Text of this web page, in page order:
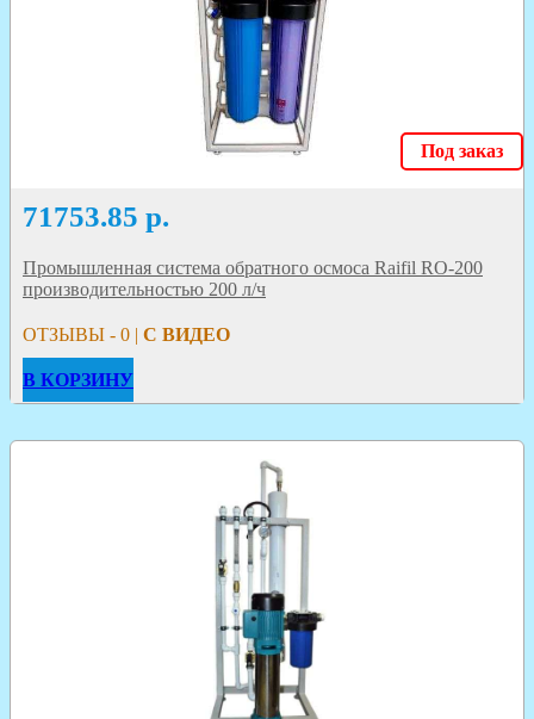
Под заказ
71753.85 р.
Промышленная система обратного осмоса Raifil RO-200
производительностью 200 л/ч
ОТЗЫВЫ - 0 | С ВИДЕО
В КОРЗИНУ